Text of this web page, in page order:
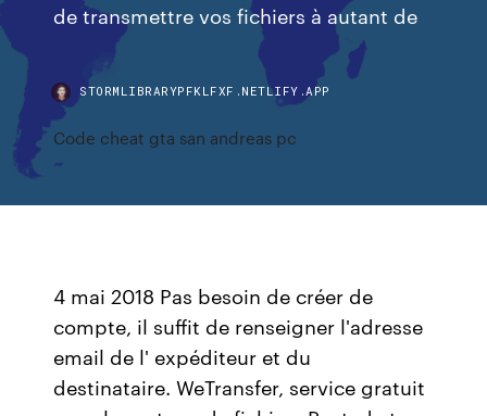
de transmettre vos fichiers à autant de
STORMLIBRARYPFKLFXF.NETLIFY.APP
Code cheat gta san andreas pc
4 mai 2018 Pas besoin de créer de
compte, il suffit de renseigner l'adresse
email de l' expéditeur et du
destinataire. WeTransfer, service gratuit